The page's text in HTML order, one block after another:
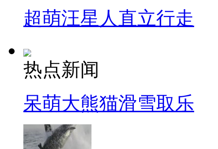
超萌汪星人直立行走
热点新闻
呆萌大熊猫滑雪取乐